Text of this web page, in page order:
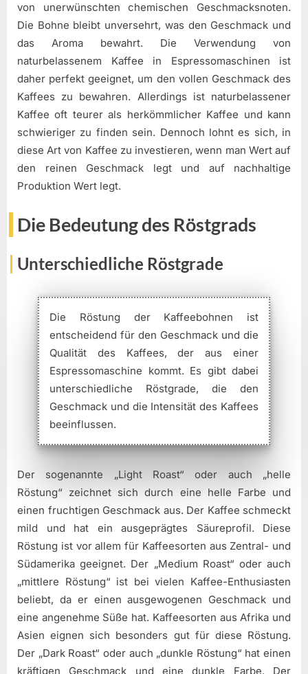
von unerwünschten chemischen Geschmacksnoten.
Die Bohne bleibt unversehrt, was den Geschmack und
das Aroma bewahrt. Die Verwendung von
naturbelassenem Kaffee in Espressomaschinen ist
daher perfekt geeignet, um den vollen Geschmack des
Kaffees zu bewahren. Allerdings ist naturbelassener
Kaffee oft teurer als herkömmlicher Kaffee und kann
schwieriger zu finden sein. Dennoch lohnt es sich, in
diese Art von Kaffee zu investieren, wenn man Wert auf
den reinen Geschmack legt und auf nachhaltige
Produktion Wert legt.
Die Bedeutung des Röstgrads
Unterschiedliche Röstgrade
Die Röstung der Kaffeebohnen ist
entscheidend für den Geschmack und die
Qualität des Kaffees, der aus einer
Espressomaschine kommt. Es gibt dabei
unterschiedliche Röstgrade, die den
Geschmack und die Intensität des Kaffees
beeinflussen.
Der sogenannte „Light Roast“ oder auch „helle
Röstung“ zeichnet sich durch eine helle Farbe und
einen fruchtigen Geschmack aus. Der Kaffee schmeckt
mild und hat ein ausgeprägtes Säureprofil. Diese
Röstung ist vor allem für Kaffeesorten aus Zentral- und
Südamerika geeignet. Der „Medium Roast“ oder auch
„mittlere Röstung“ ist bei vielen Kaffee-Enthusiasten
beliebt, da er einen ausgewogenen Geschmack und
eine angenehme Süße hat. Kaffeesorten aus Afrika und
Asien eignen sich besonders gut für diese Röstung.
Der „Dark Roast“ oder auch „dunkle Röstung“ hat einen
kräftigen Geschmack und eine dunkle Farbe. Der